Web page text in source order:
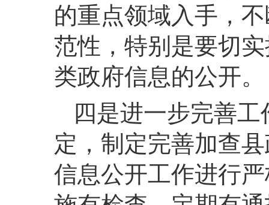
的重点领域入手，
范性，特别是要切
类政府信息的公开。
四是进一步完善工
定，制定完善加查
信息公开工作进行